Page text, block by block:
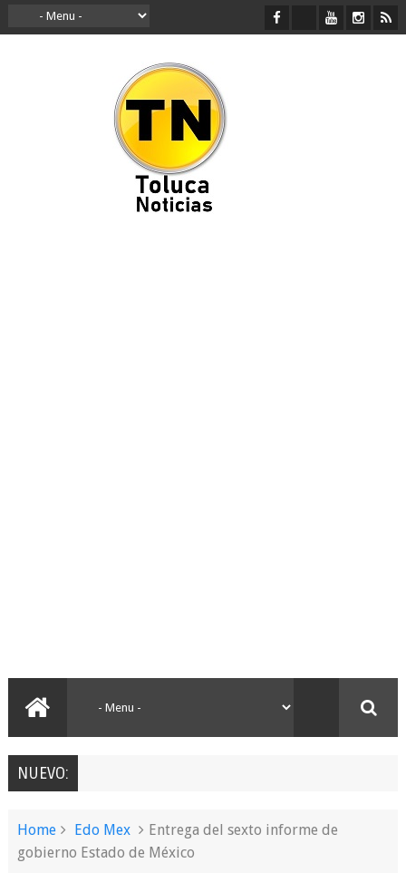
NUEVO:
Home Edo Mex
Entrega del sexto informe de
gobierno Estado de México